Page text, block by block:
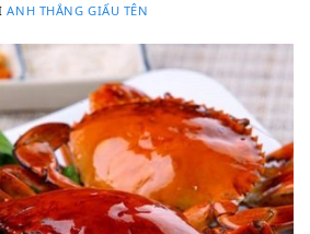
ANH THẮNG GIẤU TÊN